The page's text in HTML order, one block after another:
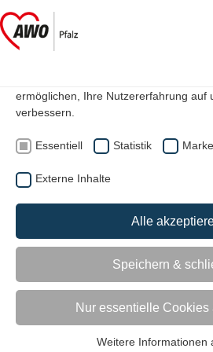
Speyer, AWO
Burgfeld
Angebote
Zurück
Datenschutzeinstellungen
Auf unserer Webseite werden
ermöglichen, Ihre Nutzererfahrung auf
verbessern.
Essentiell Statistik
Externe Inhalte
Alle
Speichern &
Nur essentielle Cookies
Weitere Informationen